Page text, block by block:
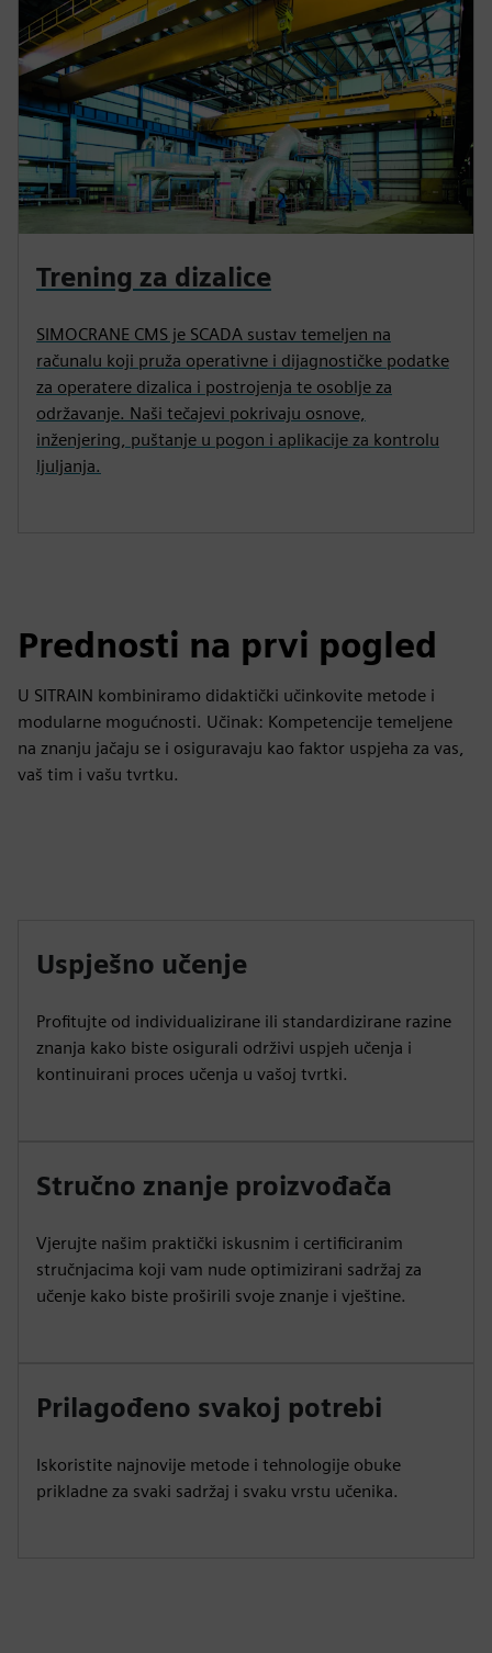
Trening za dizalice
SIMOCRANE CMS je SCADA sustav temeljen na
računalu koji pruža operativne i dijagnostičke podatke
za operatere dizalica i postrojenja te osoblje za
održavanje. Naši tečajevi pokrivaju osnove,
inženjering, puštanje u pogon i aplikacije za kontrolu
ljuljanja.
Prednosti na prvi pogled
U SITRAIN kombiniramo didaktički učinkovite metode i
modularne mogućnosti. Učinak: Kompetencije temeljene
na znanju jačaju se i osiguravaju kao faktor uspjeha za vas,
vaš tim i vašu tvrtku.
Uspješno učenje
Profitujte od individualizirane ili standardizirane razine
znanja kako biste osigurali održivi uspjeh učenja i
kontinuirani proces učenja u vašoj tvrtki.
Stručno znanje proizvođača
Vjerujte našim praktički iskusnim i certificiranim
stručnjacima koji vam nude optimizirani sadržaj za
učenje kako biste proširili svoje znanje i vještine.
Prilagođeno svakoj potrebi
Iskoristite najnovije metode i tehnologije obuke
prikladne za svaki sadržaj i svaku vrstu učenika.